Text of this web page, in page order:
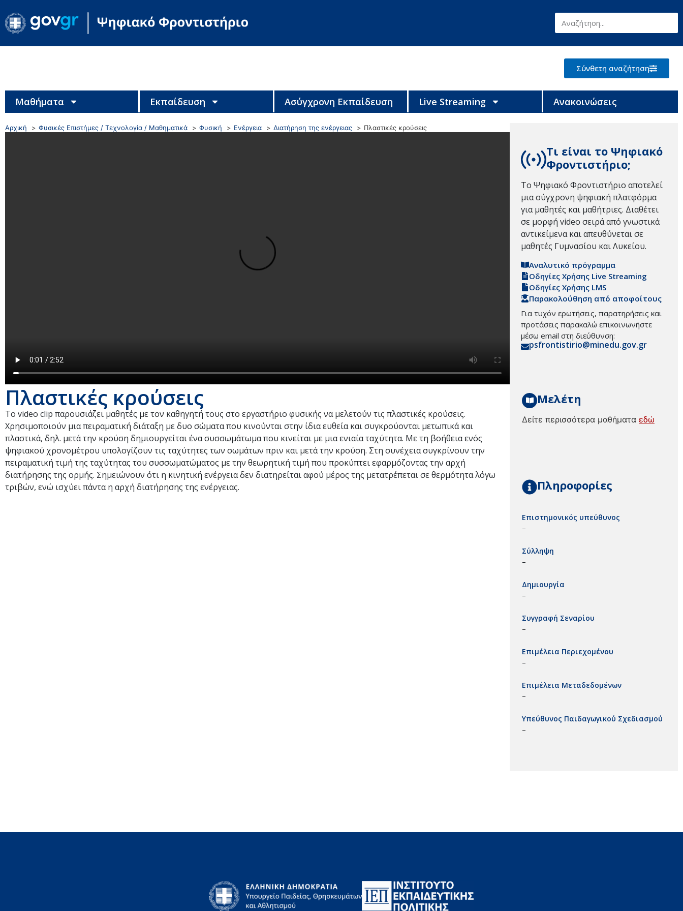
Σύνθετη αναζήτηση
Μαθήματα Εκπαίδευση Ασύγχρονη Εκπαίδευση Live Streaming Ανακοινώσεις
Αρχική Φυσικές Επιστήμες / Τεχνολογία / Μαθηματικά Φυσική Ενέργεια Διατήρηση της ενέργειας Πλαστικές κρούσεις
Πλαστικές κρούσεις
Το video clip παρουσιάζει μαθητές με τον καθηγητή τους στο εργαστήριο φυσικής να μελετούν τις πλαστικές κρούσεις.
Χρησιμοποιούν μια πειραματική διάταξη με δυο σώματα που κινούνται στην ίδια ευθεία και συγκρούονται μετωπικά και
πλαστικά, δηλ. μετά την κρούση δημιουργείται ένα συσσωμάτωμα που κινείται με μια ενιαία ταχύτητα. Με τη βοήθεια ενός
ψηφιακού χρονομέτρου υπολογίζουν τις ταχύτητες των σωμάτων πριν και μετά την κρούση. Στη συνέχεια συγκρίνουν την
πειραματική τιμή της ταχύτητας του συσσωματώματος με την θεωρητική τιμή που προκύπτει εφαρμόζοντας την αρχή
διατήρησης της ορμής. Σημειώνουν ότι η κινητική ενέργεια δεν διατηρείται αφού μέρος της μετατρέπεται σε θερμότητα λόγω
τριβών, ενώ ισχύει πάντα η αρχή διατήρησης της ενέργειας.
Τι είναι το Ψηφιακό
Φροντιστήριο;
Το Ψηφιακό Φροντιστήριο αποτελεί
μια σύγχρονη ψηφιακή πλατφόρμα
για μαθητές και μαθήτριες. Διαθέτει
σε μορφή video σειρά από γνωστικά
αντικείμενα και απευθύνεται σε
μαθητές Γυμνασίου και Λυκείου.
Αναλυτικό πρόγραμμα
Οδηγίες Χρήσης Live Streaming
Οδηγίες Χρήσης LMS
Παρακολούθηση από αποφοίτους
Για τυχόν ερωτήσεις, παρατηρήσεις και
προτάσεις παρακαλώ επικοινωνήστε
μέσω email στη διεύθυνση:
psfrontistirio@minedu.gov.gr
Μελέτη
Δείτε περισσότερα μαθήματα εδώ
Πληροφορίες
Επιστημονικός υπεύθυνος
–
Σύλληψη
–
Δημιουργία
–
Συγγραφή Σεναρίου
–
Επιμέλεια Περιεχομένου
–
Επιμέλεια Μεταδεδομένων
–
Υπεύθυνος Παιδαγωγικού Σχεδιασμού
–